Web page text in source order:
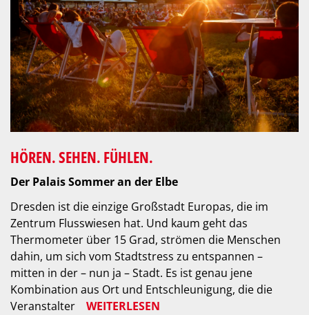
HÖREN. SEHEN. FÜHLEN.
Der Palais Sommer an der Elbe
Dresden ist die einzige Großstadt Europas, die im
Zentrum Flusswiesen hat. Und kaum geht das
Thermometer über 15 Grad, strömen die Menschen
dahin, um sich vom Stadtstress zu entspannen –
mitten in der – nun ja – Stadt. Es ist genau jene
Kombination aus Ort und Entschleunigung, die die
Veranstalter
WEITERLESEN